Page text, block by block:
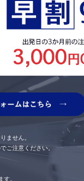
ません。
ご注意ください。
。